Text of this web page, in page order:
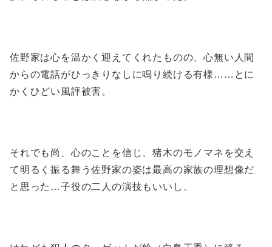
佐野家は心を温かく迎えてくれたものの、心無い人間
からの電話がひっきりなしに鳴り続ける有様……とに
かくひどい風評被害。
それでも尚、心のことを信じ、猪木のモノマネを交え
て明るく振る舞う佐野家の姿は最高の家族の理想像だ
と思った…子役の二人の演技もいいし。